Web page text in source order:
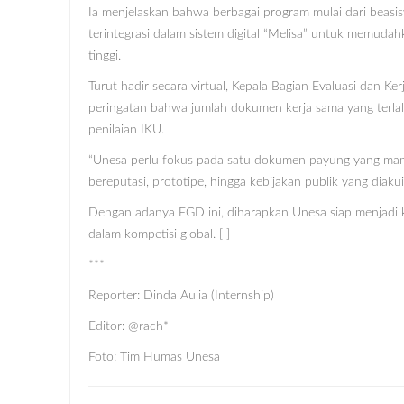
Ia menjelaskan bahwa berbagai program mulai dari
terintegrasi dalam sistem digital “Melisa” untuk
tinggi.
Turut hadir secara virtual, Kepala Bagian Evaluasi dan
peringatan bahwa jumlah dokumen kerja sama yang
penilaian IKU.
“Unesa perlu fokus pada satu dokumen payung yang
bereputasi, prototipe, hingga kebijakan publik yang
Dengan adanya FGD ini, diharapkan Unesa siap
dalam kompetisi global. [ ]
***
Reporter: Dinda Aulia (Internship)
Editor: @rach*
Foto: Tim Humas Unesa